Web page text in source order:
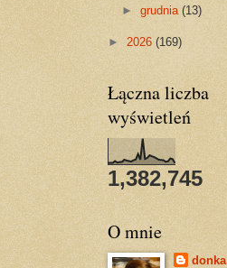
►grudnia(13)
► 2026 (169)
Łączna liczba
wyświetleń
1,382,745
O mnie
donka